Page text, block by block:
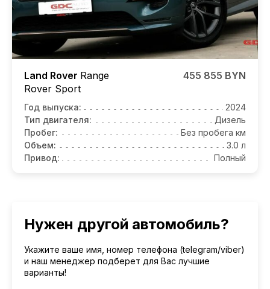
Land Rover Range
Rover Sport
455 855 BYN
Год выпуска:
2024
Тип двигателя:
Дизель
Пробег:
Без пробега км
Объем:
3.0 л
Привод:
Полный
Нужен другой автомобиль?
Укажите ваше имя, номер телефона (telegram/viber)
и наш менеджер подберет для Вас лучшие
варианты!